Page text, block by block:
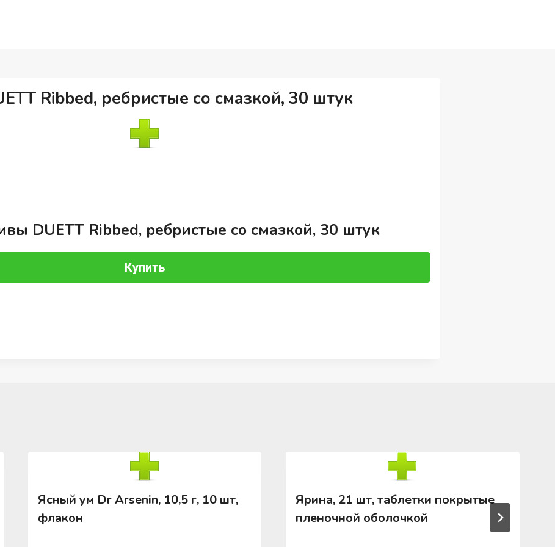
Ribbed, ребристые со смазкой, 30 штук
DUETT Ribbed, ребристые со смазкой, 30 штук
Купить
Ясный ум Dr Arsenin, 10,5 г, 10 шт,
флакон
Ярина, 21 шт, таблетки покрытые
пленочной оболочкой